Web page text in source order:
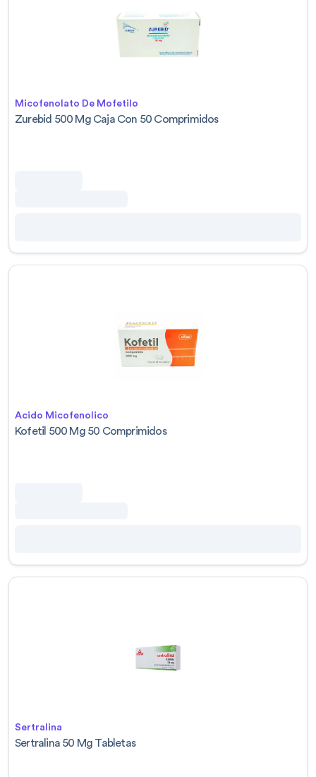
Micofenolato De Mofetilo
Zurebid 500 Mg Caja Con 50 Comprimidos
Acido Micofenolico
Kofetil 500 Mg 50 Comprimidos
Sertralina
Sertralina 50 Mg Tabletas